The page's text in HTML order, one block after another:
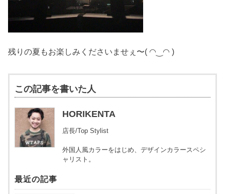
残りの夏もお楽しみくださいませぇ〜( ◠‿◠ )
この記事を書いた人
HORIKENTA
店長/Top Stylist
外国人風カラーをはじめ、デザインカラースペシ
ャリスト。
最近の記事